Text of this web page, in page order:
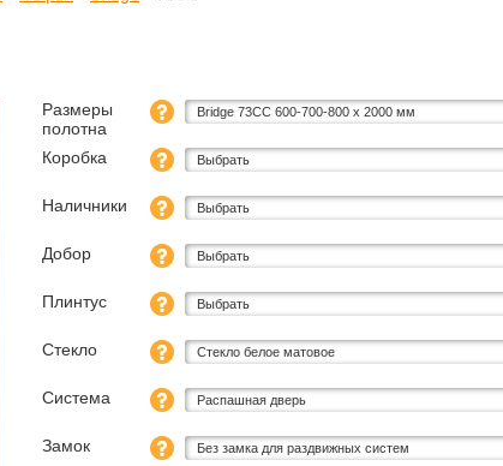
Размеры
полотна
Bridge 73СС 600-700-800 х 2000 мм
Коробка Выбрать
Наличники Выбрать
Добор Выбрать
Плинтус Выбрать
Стекло Стекло белое матовое
Система Распашная дверь
Замок Без замка для раздвижных систем